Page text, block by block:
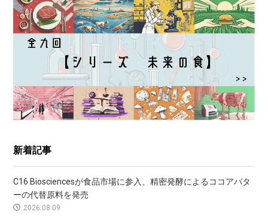
新着記事
C16 Biosciencesが食品市場に参入、精密発酵によるココアバタ
ーの代替原料を発売
2026.08.09